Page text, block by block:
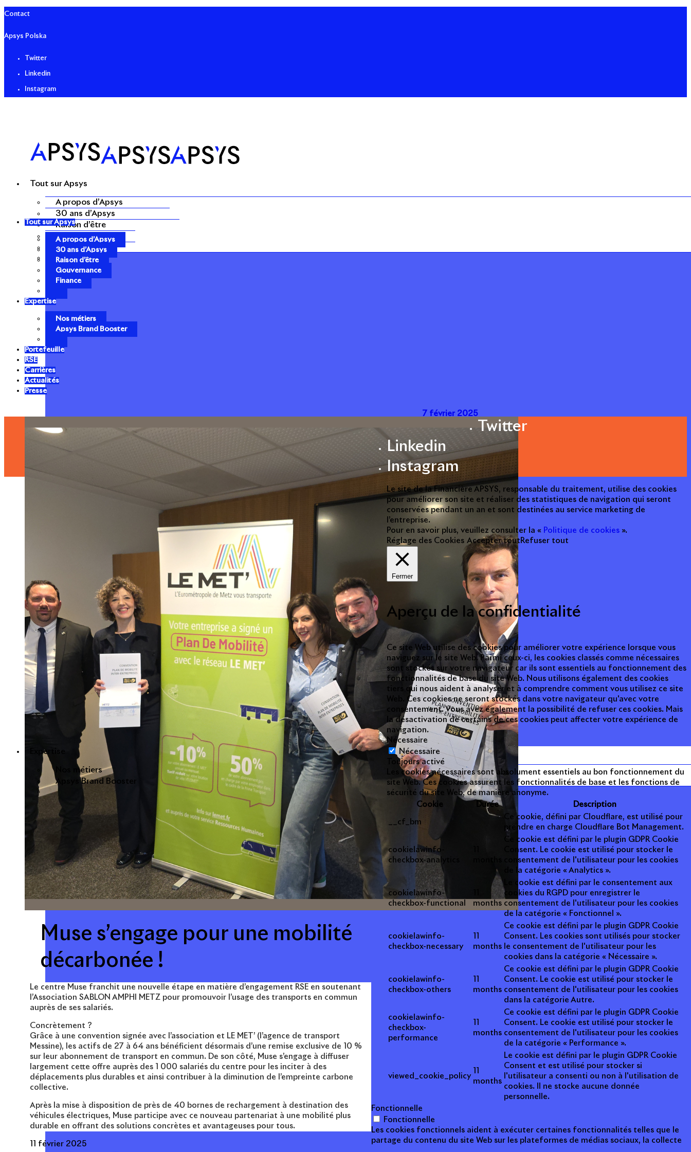
Contact
Apsys Polska
Twitter
Linkedin
Instagram
Tout sur Apsys
A propos d’Apsys
30 ans d’Apsys
Raison d’être
Gouvernance
Finance
Expertise
Nos métiers
Apsys Brand Booster
Tout sur Apsys
A propos d’Apsys
30 ans d’Apsys
Raison d’être
Gouvernance
Finance
Expertise
Nos métiers
Apsys Brand Booster
Portefeuille
RSE
Carrières
Actualités
Presse
7 février 2025
Muse s’engage pour une mobilité
décarbonée !
Le centre Muse franchit une nouvelle étape en matière d’engagement RSE en soutenant
l’Association SABLON AMPHI METZ pour promouvoir l’usage des transports en commun
auprès de ses salariés.
Concrètement ?
Grâce à une convention signée avec l’association et LE MET’ (l’agence de transport
Messine), les actifs de 27 à 64 ans bénéficient désormais d’une remise exclusive de 10 %
sur leur abonnement de transport en commun. De son côté, Muse s’engage à diffuser
largement cette offre auprès des 1 000 salariés du centre pour les inciter à des
déplacements plus durables et ainsi contribuer à la diminution de l’empreinte carbone
collective.
Après la mise à disposition de près de 40 bornes de rechargement à destination des
véhicules électriques, Muse participe avec ce nouveau partenariat à une mobilité plus
durable en offrant des solutions concrètes et avantageuses pour tous.
11 février 2025
Twitter
Linkedin
Instagram
Le site de la Financière APSYS, responsable du traitement, utilise des cookies
pour améliorer son site et réaliser des statistiques de navigation qui seront
conservées pendant un an et sont destinées au service marketing de
l’entreprise.
Pour en savoir plus, veuillez consulter la « Politique de cookies ».
Réglage des Cookies Accepter tout Refuser tout
Fermer
Aperçu de la confidentialité
Ce site Web utilise des cookies pour améliorer votre expérience lorsque vous
naviguez sur le site Web. Parmi ceux-ci, les cookies classés comme nécessaires
sont stockés sur votre navigateur car ils sont essentiels au fonctionnement des
fonctionnalités de base du site Web. Nous utilisons également des cookies
tiers qui nous aident à analyser et à comprendre comment vous utilisez ce site
Web. Ces cookies ne seront stockés dans votre navigateur qu'avec votre
consentement. Vous avez également la possibilité de refuser ces cookies. Mais
la désactivation de certains de ces cookies peut affecter votre expérience de
navigation.
Nécessaire
Nécessaire
Toujours activé
Les cookies nécessaires sont absolument essentiels au bon fonctionnement du
site Web. Ces cookies assurent les fonctionnalités de base et les fonctions de
sécurité du site Web, de manière anonyme.
Cookie
Durée Description
__cf_bm
Ce cookie, défini par Cloudflare, est utilisé pour
prendre en charge Cloudflare Bot Management.
cookielawinfo-
checkbox-analytics
Ce cookie est défini par le plugin GDPR Cookie
Consent. Le cookie est utilisé pour stocker le
consentement de l'utilisateur pour les cookies
de la catégorie « Analytics ».
cookielawinfo-
checkbox-functional
months
Le cookie est défini par le consentement aux
cookies du RGPD pour enregistrer le
consentement de l'utilisateur pour les cookies
de la catégorie « Fonctionnel ».
cookielawinfo-
checkbox-necessary
months
Ce cookie est défini par le plugin GDPR Cookie
Consent. Les cookies sont utilisés pour stocker
le consentement de l'utilisateur pour les
cookies dans la catégorie « Nécessaire ».
cookielawinfo-
checkbox-others
months
Ce cookie est défini par le plugin GDPR Cookie
Consent. Le cookie est utilisé pour stocker le
consentement de l'utilisateur pour les cookies
dans la catégorie Autre.
cookielawinfo-
checkbox-
performance
months
Ce cookie est défini par le plugin GDPR Cookie
Consent. Le cookie est utilisé pour stocker le
consentement de l'utilisateur pour les cookies
de la catégorie « Performance ».
viewed_cookie_policy
months
Le cookie est défini par le plugin GDPR Cookie
Consent et est utilisé pour stocker si
l'utilisateur a consenti ou non à l'utilisation de
cookies. Il ne stocke aucune donnée
personnelle.
Fonctionnelle
Fonctionnelle
Les cookies fonctionnels aident à exécuter certaines fonctionnalités telles que le
partage du contenu du site Web sur les plateformes de médias sociaux, la collecte